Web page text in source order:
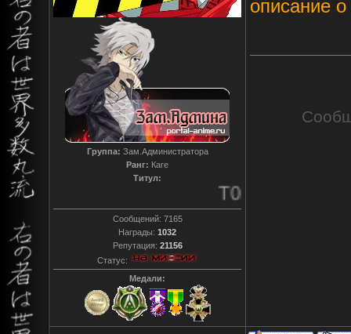
Группа: Зам.Администратора
Ранг: Каге
Титул:
T0reador xD
Сообщений: 7165
Награды: 1032
Репутация: 21156
Статус:
Медали:
описание